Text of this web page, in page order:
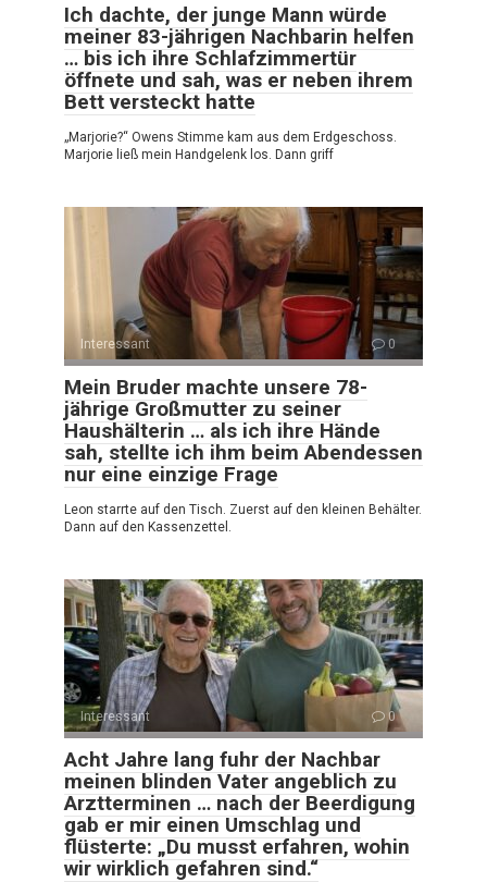
Ich dachte, der junge Mann würde
meiner 83-jährigen Nachbarin helfen
… bis ich ihre Schlafzimmertür
öffnete und sah, was er neben ihrem
Bett versteckt hatte
„Marjorie?“ Owens Stimme kam aus dem Erdgeschoss.
Marjorie ließ mein Handgelenk los. Dann griff
Interessant 0
Mein Bruder machte unsere 78-
jährige Großmutter zu seiner
Haushälterin … als ich ihre Hände
sah, stellte ich ihm beim Abendessen
nur eine einzige Frage
Leon starrte auf den Tisch. Zuerst auf den kleinen Behälter.
Dann auf den Kassenzettel.
Interessant 0
Acht Jahre lang fuhr der Nachbar
meinen blinden Vater angeblich zu
Arztterminen … nach der Beerdigung
gab er mir einen Umschlag und
flüsterte: „Du musst erfahren, wohin
wir wirklich gefahren sind.“